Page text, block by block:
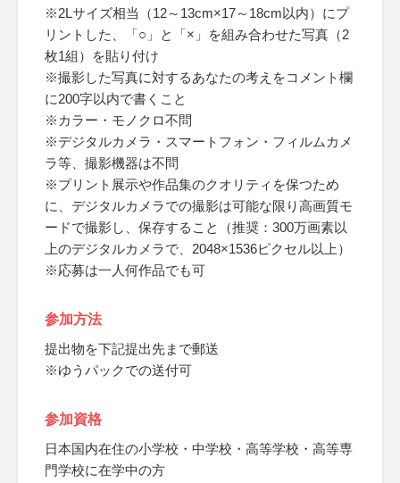
※2Lサイズ相当（12～13cm×17～18cm以内）にプ
リントした、「○」と「×」を組み合わせた写真（2
枚1組）を貼り付け
※撮影した写真に対するあなたの考えをコメント欄
に200字以内で書くこと
※カラー・モノクロ不問
※デジタルカメラ・スマートフォン・フィルムカメ
ラ等、撮影機器は不問
※プリント展示や作品集のクオリティを保つため
に、デジタルカメラでの撮影は可能な限り高画質モ
ードで撮影し、保存すること（推奨：300万画素以
上のデジタルカメラで、2048×1536ピクセル以上）
※応募は一人何作品でも可
参加方法
提出物を下記提出先まで郵送
※ゆうパックでの送付可
参加資格
日本国内在住の小学校・中学校・高等学校・高等専
門学校に在学中の方